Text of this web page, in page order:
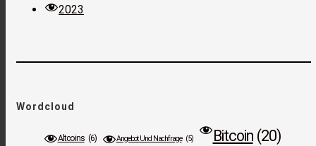
2023
Wordcloud
Altcoins (6) Angebot Und Nachfrage (5) Bitcoin (20)